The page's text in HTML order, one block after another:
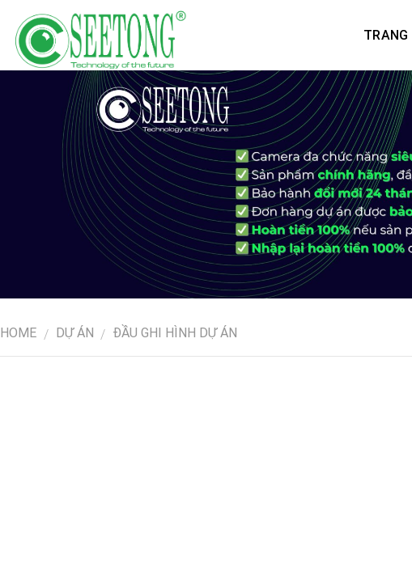
content
TRANG
HOME / DỰ ÁN / ĐẦU GHI HÌNH DỰ ÁN